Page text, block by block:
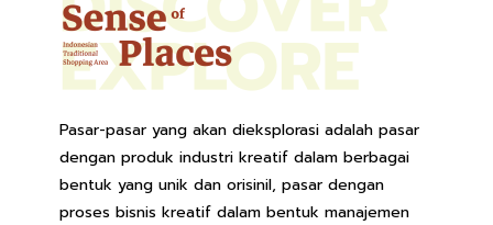
Pasar-pasar yang akan dieksplorasi adalah pasar
dengan produk industri kreatif dalam berbagai
bentuk yang unik dan orisinil, pasar dengan
proses bisnis kreatif dalam bentuk manajemen